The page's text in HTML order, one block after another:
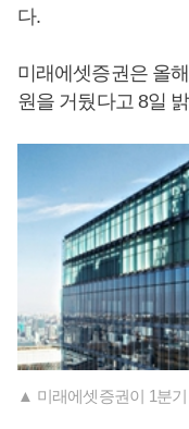
다.
미래에셋증권은 올
원을 거뒀다고 8일
▲ 미래에셋증권이 1분